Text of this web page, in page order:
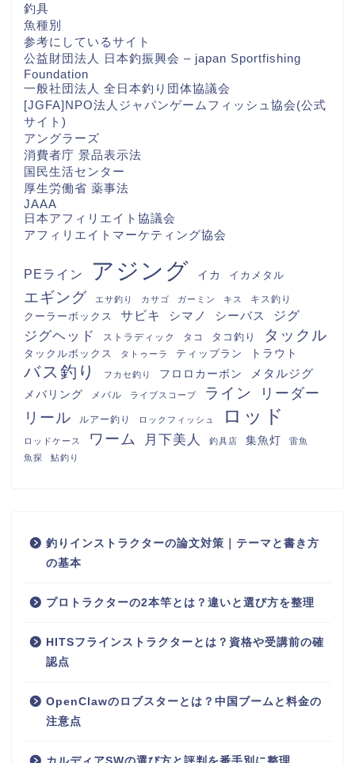
釣具
魚種別
参考にしているサイト
公益財団法人 日本釣振興会 – japan Sportfishing
Foundation
一般社団法人 全日本釣り団体協議会
[JGFA]NPO法人ジャパンゲームフィッシュ協会(公式
サイト)
アングラーズ
消費者庁 景品表示法
国民生活センター
厚生労働省 薬事法
JAAA
日本アフィリエイト協議会
アフィリエイトマーケティング協会
PEライン アジング イカ イカメタル
エギング エサ釣り カサゴ ガーミン キス キス釣り
クーラーボックス サビキ シマノ シーバス ジグ
ジグヘッド ストラディック タコ タコ釣り タックル
タックルボックス タトゥーラ ティップラン トラウト
バス釣り フカセ釣り フロロカーボン メタルジグ
メバリング メバル ライブスコープ ライン リーダー
リール ルアー釣り ロックフィッシュ ロッド
ロッドケース ワーム 月下美人 釣具店 集魚灯
雷魚
魚探
鮎釣り
釣りインストラクターの論文対策｜テーマと書き方
の基本
プロトラクターの2本竿とは？違いと選び方を整理
HITSフラインストラクターとは？資格や受講前の確
認点
OpenClawのロブスターとは？中国ブームと料金の
注意点